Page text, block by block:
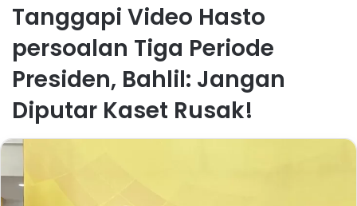
Tanggapi Video Hasto
persoalan Tiga Periode
Presiden, Bahlil: Jangan
Diputar Kaset Rusak!